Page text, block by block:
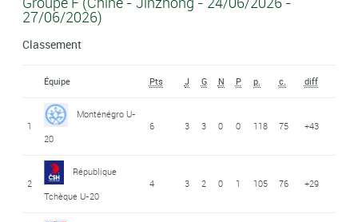
27/06/2026)
Classement
Équipe Pts J G N P p. c. diff
1
Monténégro U-
20
6 3 3 0 0 118 75 +43
2
République
Tchèque U-20
4 3 2 0 1 105 76 +29